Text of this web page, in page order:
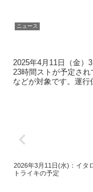
ニュース
2025年4月11日（金）
23時間ストが予定さ
などが対象です。運
2026年3月11日(水)：イタ
トライキの予定